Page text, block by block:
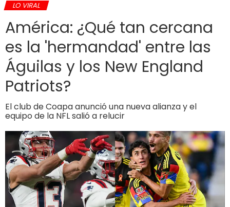
LO VIRAL
América: ¿Qué tan cercana
es la 'hermandad' entre las
Águilas y los New England
Patriots?
El club de Coapa anunció una nueva alianza y el
equipo de la NFL salió a relucir